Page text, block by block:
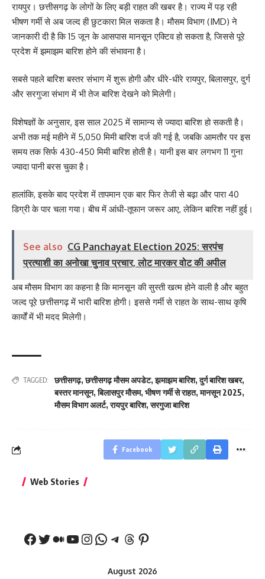
रायपुर। छत्तीसगढ़ के लोगों के लिए बड़ी राहत की खबर है। राज्य में पड़ रही
भीषण गर्मी से अब जल्द ही छुटकारा मिल सकता है। मौसम विभाग (IMD) ने
जानकारी दी है कि 15 जून के आसपास मानसून एक्टिव हो सकता है, जिससे पूरे
प्रदेश में झमाझम बारिश होने की संभावना है।
सबसे पहले बारिश बस्तर संभाग में शुरू होगी और धीरे-धीरे रायपुर, बिलासपुर, दुर्ग
और सरगुजा संभाग में भी तेज बारिश देखने को मिलेगी।
विशेषज्ञों के अनुसार, इस साल 2025 में सामान्य से ज्यादा बारिश हो सकती है।
अभी तक मई महीने में 5,050 मिमी बारिश दर्ज की गई है, जबकि आमतौर पर इस
समय तक सिर्फ 430-450 मिमी बारिश होती है। यानी इस बार लगभग 11 गुना
ज्यादा पानी बरस चुका है।
हालांकि, इसके बाद प्रदेश में तापमान एक बार फिर तेजी से बढ़ा और पारा 40
डिग्री के पार चला गया। बीच में आंधी-तूफान जरूर आए, लेकिन बारिश नहीं हुई।
See also CG Panchayat Election 2025: सरपंच
प्रत्याशी का अनोखा चुनाव प्रचार, लोट मारकर वोट की अपील
अब मौसम विभाग का कहना है कि मानसून की सुस्ती खत्म होने वाली है और बहुत
जल्द पूरे छत्तीसगढ़ में भारी बारिश होगी। इससे गर्मी से राहत के साथ-साथ कृषि
कार्यों में भी मदद मिलेगी।
TAGGED: छत्तीसगढ़,छत्तीसगढ़ मौसम अपडेट,झमाझम बारिश,दुर्ग बारिश खबर,
बस्तर मानसून,बिलासपुर मौसम, भीषण गर्मी से राहत,मानसून 2025,
मौसम विभाग अलर्ट,रायपुर बारिश,सरगुजा बारिश
Facebook
Web Stories
नीतीश कुमार का पहला
August 2026